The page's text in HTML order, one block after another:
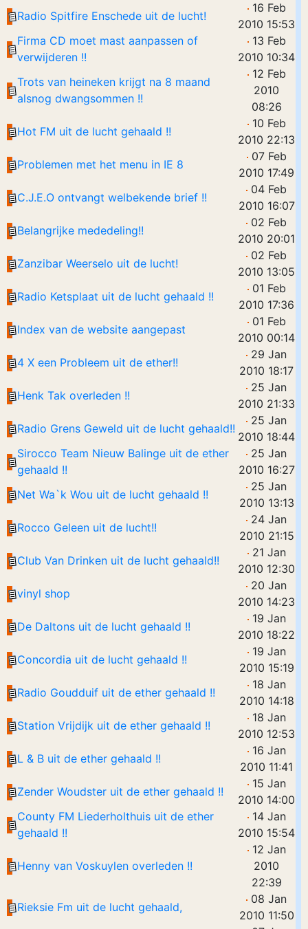
Radio Spitfire Enschede uit de lucht!
16 Feb
2010 15:53
Firma CD moet mast aanpassen of
verwijderen !!
13 Feb
2010 10:34
Trots van heineken krijgt na 8 maand
alsnog dwangsommen !!
12 Feb
2010
08:26
Hot FM uit de lucht gehaald !!
10 Feb
2010 22:13
Problemen met het menu in IE 8
07 Feb
2010 17:49
C.J.E.O ontvangt welbekende brief !!
04 Feb
2010 16:07
Belangrijke mededeling!!
02 Feb
2010 20:01
Zanzibar Weerselo uit de lucht!
02 Feb
2010 13:05
Radio Ketsplaat uit de lucht gehaald !!
01 Feb
2010 17:36
Index van de website aangepast
01 Feb
2010 00:14
4 X een Probleem uit de ether!!
29 Jan
2010 18:17
Henk Tak overleden !!
25 Jan
2010 21:33
Radio Grens Geweld uit de lucht gehaald!!
25 Jan
2010 18:44
Sirocco Team Nieuw Balinge uit de ether
gehaald !!
25 Jan
2010 16:27
Net Wa`k Wou uit de lucht gehaald !!
25 Jan
2010 13:13
Rocco Geleen uit de lucht!!
24 Jan
2010 21:15
Club Van Drinken uit de lucht gehaald!!
21 Jan
2010 12:30
vinyl shop
20 Jan
2010 14:23
De Daltons uit de lucht gehaald !!
19 Jan
2010 18:22
Concordia uit de lucht gehaald !!
19 Jan
2010 15:19
Radio Goudduif uit de ether gehaald !!
18 Jan
2010 14:18
Station Vrijdijk uit de ether gehaald !!
18 Jan
2010 12:53
L & B uit de ether gehaald !!
16 Jan
2010 11:41
Zender Woudster uit de ether gehaald !!
15 Jan
2010 14:00
County FM Liederholthuis uit de ether
gehaald !!
14 Jan
2010 15:54
Henny van Voskuylen overleden !!
12 Jan
2010
22:39
Rieksie Fm uit de lucht gehaald,
08 Jan
2010 11:50